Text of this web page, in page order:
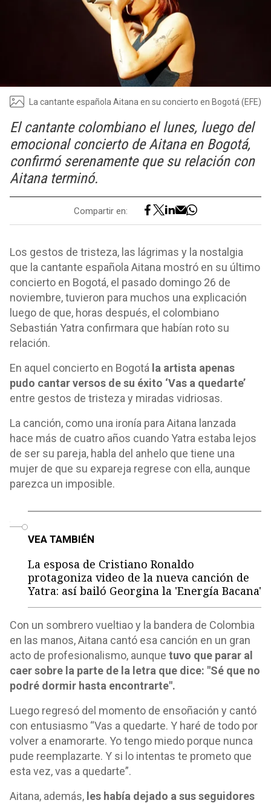
La cantante española Aitana en su concierto en Bogotá (EFE)
El cantante colombiano el lunes, luego del
emocional concierto de Aitana en Bogotá,
confirmó serenamente que su relación con
Aitana terminó.
Compartir en:
Los gestos de tristeza, las lágrimas y la nostalgia
que la cantante española Aitana mostró en su último
concierto en Bogotá, el pasado domingo 26 de
noviembre, tuvieron para muchos una explicación
luego de que, horas después, el colombiano
Sebastián Yatra confirmara que habían roto su
relación.
En aquel concierto en Bogotá la artista apenas
pudo cantar versos de su éxito ‘Vas a quedarte’
entre gestos de tristeza y miradas vidriosas.
La canción, como una ironía para Aitana lanzada
hace más de cuatro años cuando Yatra estaba lejos
de ser su pareja, habla del anhelo que tiene una
mujer de que su expareja regrese con ella, aunque
parezca un imposible.
VEA TAMBIÉN
La esposa de Cristiano Ronaldo
protagoniza video de la nueva canción de
Yatra: así bailó Georgina la 'Energía Bacana'
Con un sombrero vueltiao y la bandera de Colombia
en las manos, Aitana cantó esa canción en un gran
acto de profesionalismo, aunque tuvo que parar al
caer sobre la parte de la letra que dice: "Sé que no
podré dormir hasta encontrarte".
Luego regresó del momento de ensoñación y cantó
con entusiasmo “Vas a quedarte. Y haré de todo por
volver a enamorarte. Yo tengo miedo porque nunca
pude reemplazarte. Y si lo intentas te prometo que
esta vez, vas a quedarte”.
Aitana, además, les había dejado a sus seguidores